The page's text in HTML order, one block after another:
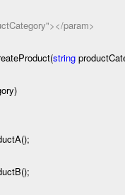
param>
string